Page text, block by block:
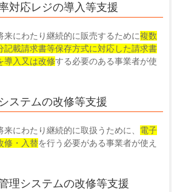
対応レジの導入等支援
来にわたり継続的に販売するために複数
記載請求書等保存方式に対応した請求書
導入又は改修する必要のある事業者が使
ステムの改修等支援
にわたり継続的に取扱うために、 電子
修・入替を行う必要がある事業者が使え
理システムの改修等支援